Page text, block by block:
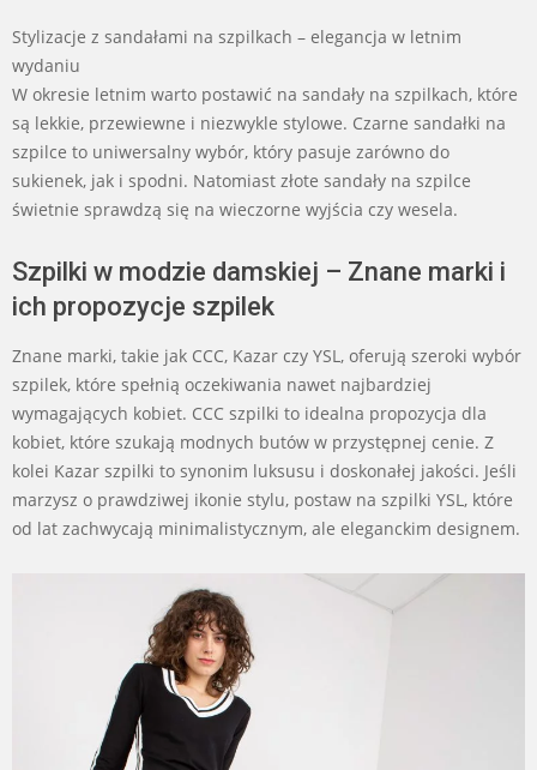
Stylizacje z sandałami na szpilkach – elegancja w letnim
wydaniu
W okresie letnim warto postawić na sandały na szpilkach, które
są lekkie, przewiewne i niezwykle stylowe. Czarne sandałki na
szpilce to uniwersalny wybór, który pasuje zarówno do
sukienek, jak i spodni. Natomiast złote sandały na szpilce
świetnie sprawdzą się na wieczorne wyjścia czy wesela.
Szpilki w modzie damskiej – Znane marki i
ich propozycje szpilek
Znane marki, takie jak CCC, Kazar czy YSL, oferują szeroki wybór
szpilek, które spełnią oczekiwania nawet najbardziej
wymagających kobiet. CCC szpilki to idealna propozycja dla
kobiet, które szukają modnych butów w przystępnej cenie. Z
kolei Kazar szpilki to synonim luksusu i doskonałej jakości. Jeśli
marzysz o prawdziwej ikonie stylu, postaw na szpilki YSL, które
od lat zachwycają minimalistycznym, ale eleganckim designem.